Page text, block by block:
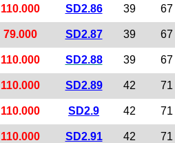
110.000 SD2.86 39 67
79.000 SD2.87 39 67
110.000 SD2.88 39 67
110.000 SD2.89 42 71
110.000 SD2.9 42 71
110.000 SD2.91 42 71